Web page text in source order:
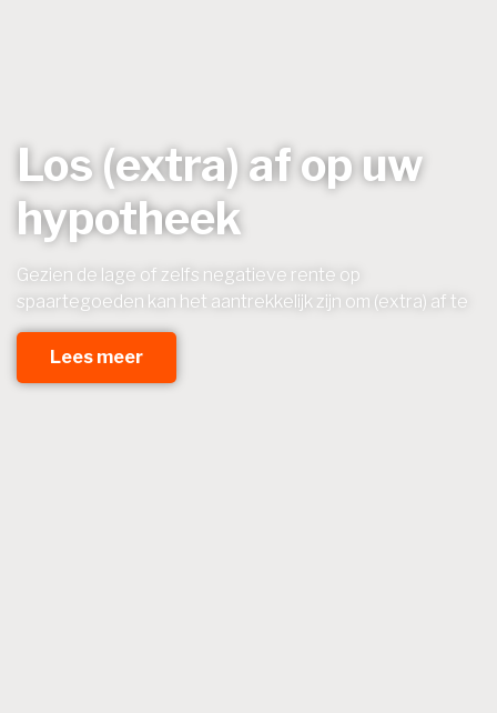
Los (extra) af op uw
hypotheek
Gezien de lage of zelfs negatieve rente op
spaartegoeden kan het aantrekkelijk zijn om (extra) af te
Lees meer